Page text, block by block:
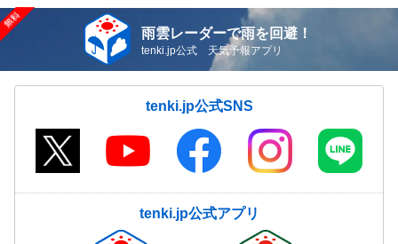
雨雲レーダーで雨を回避！
tenki.jp公式 天気予報アプリ
tenki.jp公式SNS
tenki.jp公式アプリ